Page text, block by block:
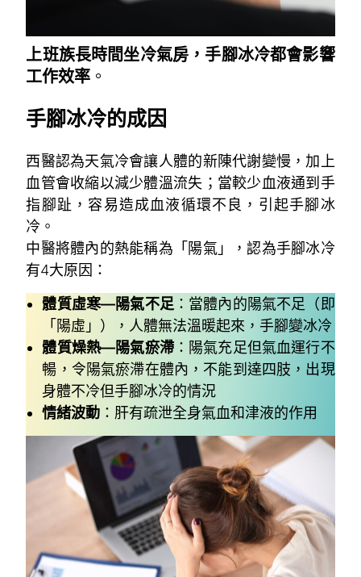
上班族長時間坐冷氣房，手腳冰冷都會影響
工作效率 。
手腳冰冷的成因
西醫認為天氣冷會讓人體的新陳代謝變慢，加上
血管會收縮以減少體溫流失；當較少血液通到手
指腳趾，容易造成血液循環不良，引起手腳冰
冷。
中醫將體內的熱能稱為「陽氣」，認為手腳冰冷
有4大原因：
體質虛寒—陽氣不足 ：當體內的陽氣不足（即
「陽虛」），人體無法溫暖起來，手腳變冰冷
體質燥熱—陽氣瘀滯：陽氣充足但氣血運行不
暢，令陽氣瘀滯在體內，不能到達四肢，出現
身體不冷但手腳冰冷的情況
情緒波動 ：肝有疏泄全身氣血和津液的作用